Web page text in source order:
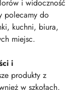
i widoczność
polecamy do
kuchni, biura,
miejsc.
i
produkty z
w szkołach,